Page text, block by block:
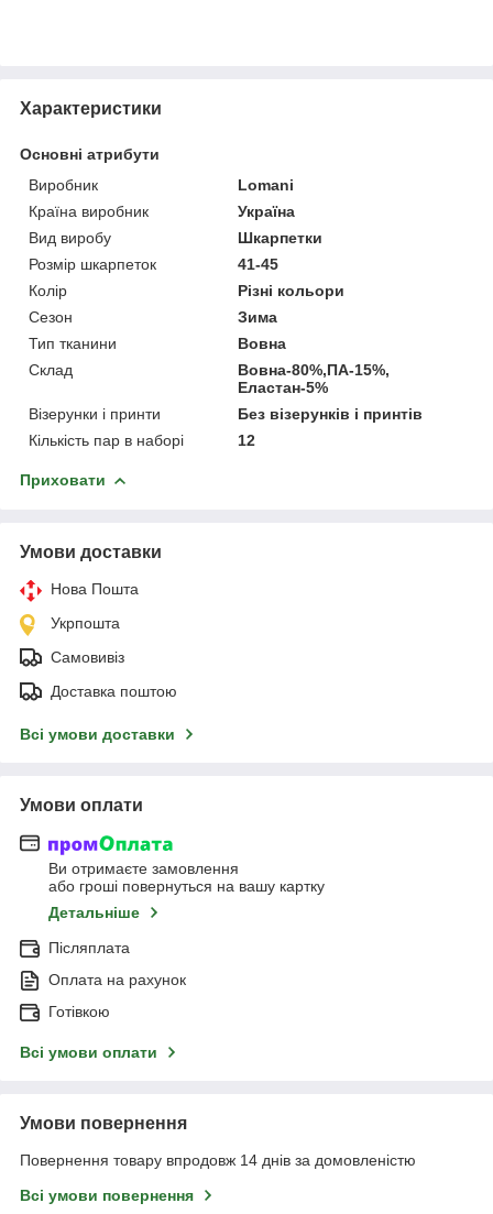
Характеристики
Основні атрибути
Виробник
Lomani
Країна виробник
Україна
Вид виробу
Шкарпетки
Розмір шкарпеток
41-45
Колір
Різні кольори
Сезон
Зима
Тип тканини
Вовна
Склад
Вовна-80%,ПА-15%,
Еластан-5%
Візерунки і принти
Без візерунків і принтів
Кількість пар в наборі
12
Приховати
Умови доставки
Нова Пошта
Укрпошта
Самовивіз
Доставка поштою
Всі умови доставки
Умови оплати
Ви отримаєте замовлення
або гроші повернуться на вашу картку
Детальніше
Післяплата
Оплата на рахунок
Готівкою
Всі умови оплати
Умови повернення
Повернення товару впродовж 14 днів за домовленістю
Всі умови повернення